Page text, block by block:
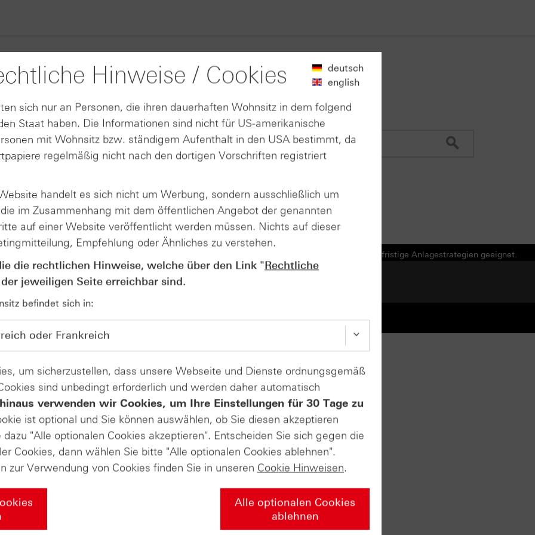
Suche Basisinformationsblätter
mit Turbo-Zertifikaten. Turbo-Zertifikate sind hoch risikoreiche Produkte und nicht für langfristige Anlagestrategien geeignet.
Hinweise / Cookies
deutsch
english
sich nur an Personen, die ihren dauerhaften Wohnsitz in dem folgend
Staat haben. Die Informationen sind nicht für US-amerikanische
mit Wohnsitz bzw. ständigem Aufenthalt in den USA bestimmt, da
regelmäßig nicht nach den dortigen Vorschriften registriert
handelt es sich nicht um Werbung, sondern ausschließlich um
im Zusammenhang mit dem öffentlichen Angebot der genannten
auf einer Website veröffentlicht werden müssen. Nichts auf dieser
Empfehlung oder Ähnliches zu verstehen.
die rechtlichen Hinweise, welche über den Link "Rechtliche
jeweiligen Seite erreichbar sind.
befindet sich in:
um sicherzustellen, dass unsere Webseite und Dienste ordnungsgemäß
sind unbedingt erforderlich und werden daher automatisch
verwenden wir Cookies, um Ihre Einstellungen für 30 Tage zu
ist optional und Sie können auswählen, ob Sie diesen akzeptieren
"Alle optionalen Cookies akzeptieren". Entscheiden Sie sich gegen die
Cookies, dann wählen Sie bitte "Alle optionalen Cookies ablehnen".
zur Verwendung von Cookies finden Sie in unseren Cookie Hinweisen.
Alle optionalen Cookies
ablehnen